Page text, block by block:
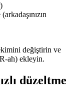
değiştirin ve
ah) ekleyin.
düzeltme